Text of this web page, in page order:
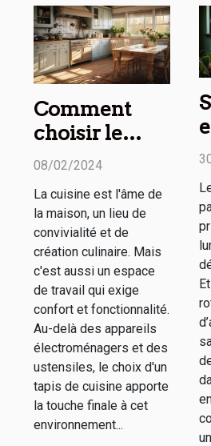
Comment
choisir le
tapis de
parfait pour
votre maison :
confort, style
et
fonctionnalité
08/02/2024
La cuisine est l'âme de
la maison, un lieu de
convivialité et de
création culinaire. Mais
c'est aussi un espace
de travail qui exige
confort et fonctionnalité.
Au-delà des appareils
électroménagers et des
ustensiles, le choix d'un
tapis de cuisine apporte
la touche finale à cet
environnement...